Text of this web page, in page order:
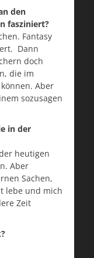
den
fasziniert?
Fantasy
Dann
doch
die im
Aber
sozusagen
in der
heutigen
Aber
Sachen,
lebe und mich
Zeit